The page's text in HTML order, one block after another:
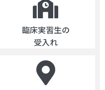
臨床実習生の
受入れ